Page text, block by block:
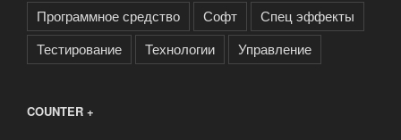
Программное средство
Софт
Спец эффекты
Тестирование
Технологии Управление
COUNTER +